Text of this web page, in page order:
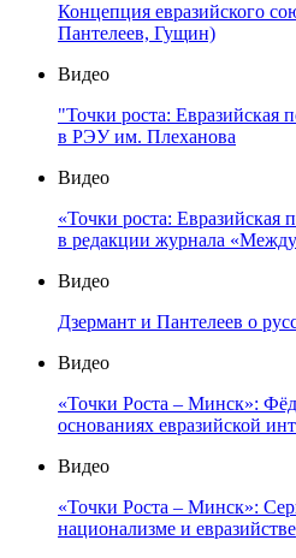
Концепция евразийского
Пантелеев, Гущин)
Видео
"Точки роста: Евразийская
в РЭУ им. Плеханова
Видео
«Точки роста: Евразийская
в редакции журнала
Видео
Дзермант и Пантелеев о
Видео
«Точки Роста – Минск»:
основаниях евразийской
Видео
«Точки Роста – Минск»:
национализме и евразийстве